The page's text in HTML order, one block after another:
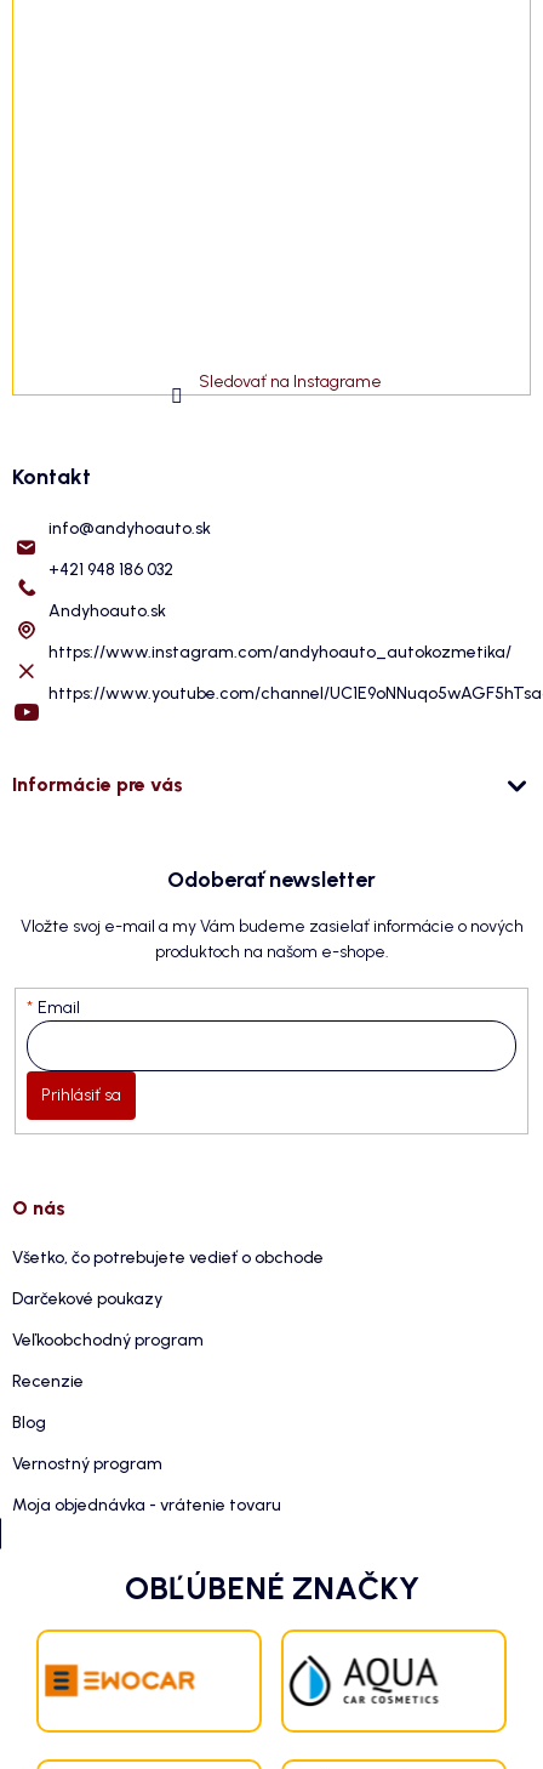
Sledovať na Instagrame
Kontakt
info@andyhoauto.sk
+421 948 186 032
Andyhoauto.sk
https://www.instagram.com/andyhoauto_autokozmetika/
https://www.youtube.com/channel/
Informácie pre vás
Odoberať newsletter
Vložte svoj e-mail a my Vám budeme zasielať informácie o nových
produktoch na našom e-shope.
Email
Prihlásiť sa
O nás
Všetko, čo potrebujete vedieť o obchode
Darčekové poukazy
Veľkoobchodný program
Recenzie
Blog
Vernostný program
Moja objednávka - vrátenie tovaru
OBĽÚBENÉ ZNAČKY